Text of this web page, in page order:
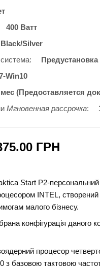
400 Ватт
Black/Silver
:
Win10
(Предоставляется
Мгновенная рассрочка:
ГРН
Start P2-
INTEL,
малого бізнесу.
конфігурація даного
процесор
з базовою тактовою